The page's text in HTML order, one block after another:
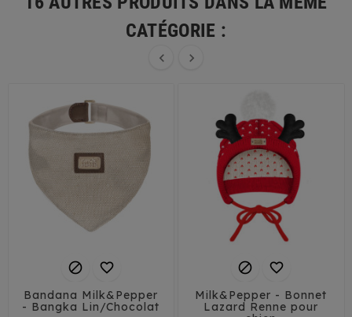
CATÉGORIE :
 
 
Bandana Milk&Pepper
- Bangka Lin/Chocolat
 
Milk&Pepper - Bonnet
Lazard Renne pour